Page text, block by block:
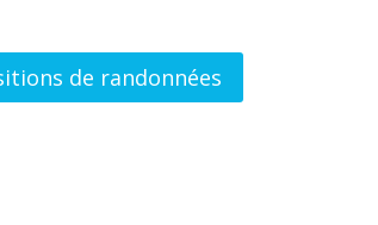
de randonnées